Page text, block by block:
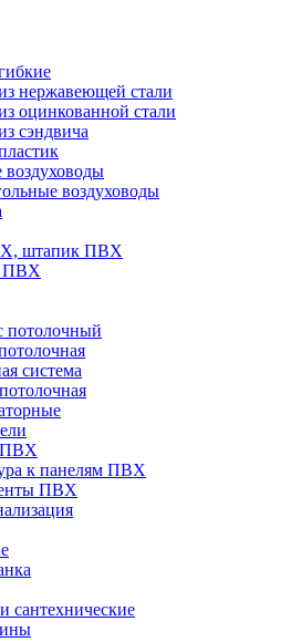
нержавеющей стали
оцинкованной стали
сэндвича
воздуховоды
воздуховоды
штапик ПВХ
ПВХ
потолочный
система
ПВХ
к панелям ПВХ
ПВХ
сантехнические